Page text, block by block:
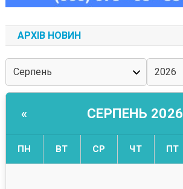
АРХІВ НОВИН
« СЕРПЕНЬ 2026
ПН ВТ СР ЧТ ПТ